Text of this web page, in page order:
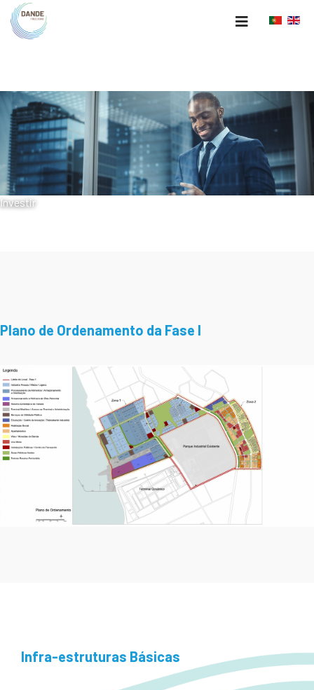
Investir
Plano de Ordenamento da Fase I
Infra-estruturas Básicas